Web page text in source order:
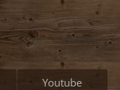
1
2